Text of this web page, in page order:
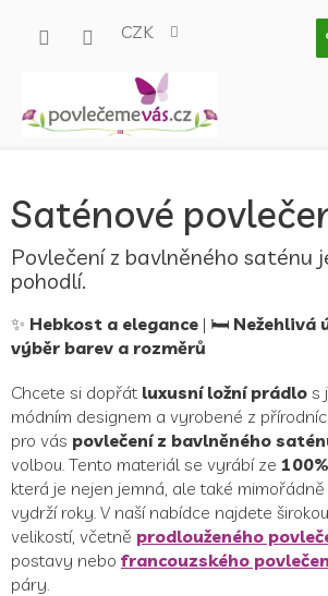
CZK
o
s
t
r
a
n
n
p
a
n
e
l
Saténové
Povlečení z bavlněného saténu
pohodlí.
✨ Hebkost a elegance | 🛏️ Nežehlivá
výběr barev a rozměrů
Chcete si dopřát luxusní ložní prádlo s
módním designem a vyrobené z
pro vás povlečení z bavlněného
volbou. Tento materiál se vyrábí ze
která je nejen jemná, ale také
vydrží roky. V naší nabídce najdete
velikostí, včetně prodlouženého
postavy nebo francouzského
páry.